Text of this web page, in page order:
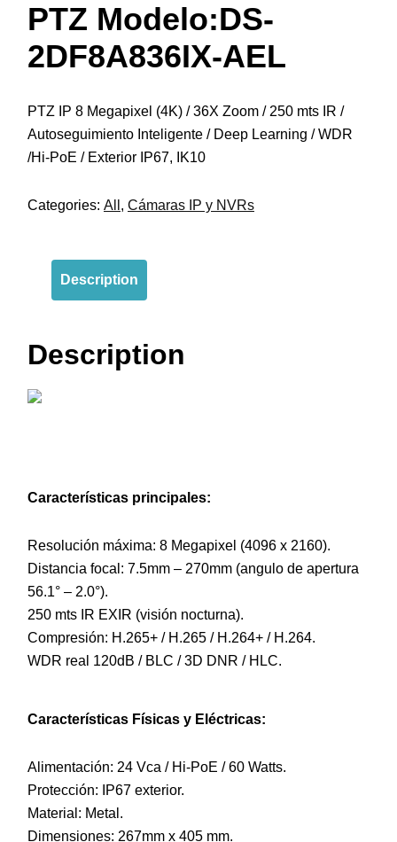
PTZ Modelo:DS-
2DF8A836IX-AEL
PTZ IP 8 Megapixel (4K) / 36X Zoom / 250 mts IR /
Autoseguimiento Inteligente / Deep Learning / WDR
/Hi-PoE / Exterior IP67, IK10
Categories: All , Cámaras IP y NVRs
Description
Description
Características principales:
Resolución máxima: 8 Megapixel (4096 x 2160).
Distancia focal: 7.5mm – 270mm (angulo de apertura
56.1° – 2.0°).
250 mts IR EXIR (visión nocturna).
Compresión: H.265+ / H.265 / H.264+ / H.264.
WDR real 120dB / BLC / 3D DNR / HLC.
Características Físicas y Eléctricas:
Alimentación: 24 Vca / Hi-PoE / 60 Watts.
Protección: IP67 exterior.
Material: Metal.
Dimensiones: 267mm x 405 mm.